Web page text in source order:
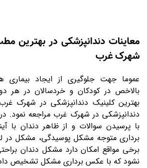
معاینات دندانپزشکی در بهترین
شهرک غرب
عموما جهت جلوگیری از ایجاد
بالاخص در کودکان و خردسالان در هر
بهترین کلینیک دندانپزشکی در شهرک
دندانپزشکی در شهرک غرب مراجعه نمود.
با پرسیدن سوالات و از ظاهر دندان با
برداری متوجه مشکل پوسیدگی، مشکل در
برخی مواقع امکان دارد مشکل دندان
نشود که با عکس برداری مشکل تشخیص